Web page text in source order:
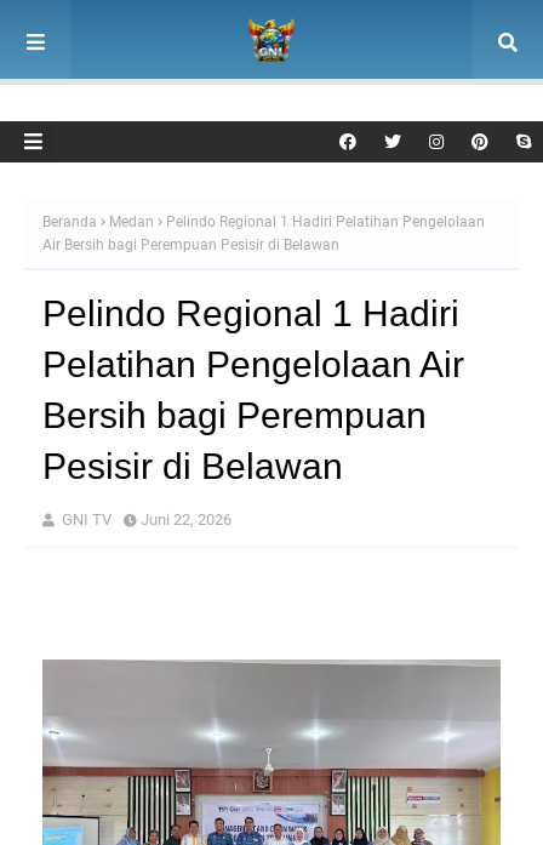
Beranda Medan
Pelindo Regional 1 Hadiri Pelatihan Pengelolaan
Air Bersih bagi Perempuan Pesisir di Belawan
Pelindo Regional 1 Hadiri
Pelatihan Pengelolaan Air
Bersih bagi Perempuan
Pesisir di Belawan
GNI TV Juni 22, 2026